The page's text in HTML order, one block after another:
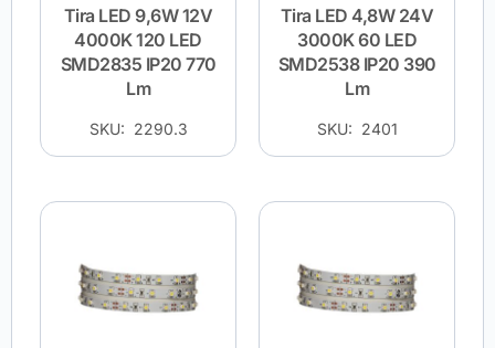
Tira LED 9,6W 12V
4000K 120 LED
SMD2835 IP20 770
Lm
SKU: 2290.3
Tira LED 4,8W 24V
3000K 60 LED
SMD2538 IP20 390
Lm
SKU: 2401